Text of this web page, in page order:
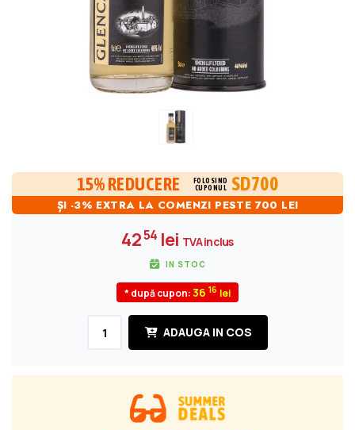
15% REDUCERE
FOLOSIND
CUPONUL
SD700
ȘI -3% EXTRA LA COMENZI PESTE 700 LEI
4254 lei TVA inclus
IN STOC
* după cupon:36 16
ADAUGA IN COS